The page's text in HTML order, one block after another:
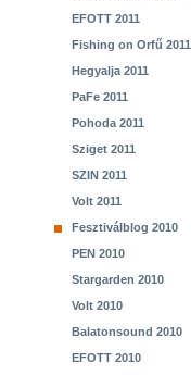
EFOTT 2011
Fishing on Orfű 2011
Hegyalja 2011
PaFe 2011
Pohoda 2011
Sziget 2011
SZIN 2011
Volt 2011
Fesztiválblog 2010
PEN 2010
Stargarden 2010
Volt 2010
Balatonsound 2010
EFOTT 2010